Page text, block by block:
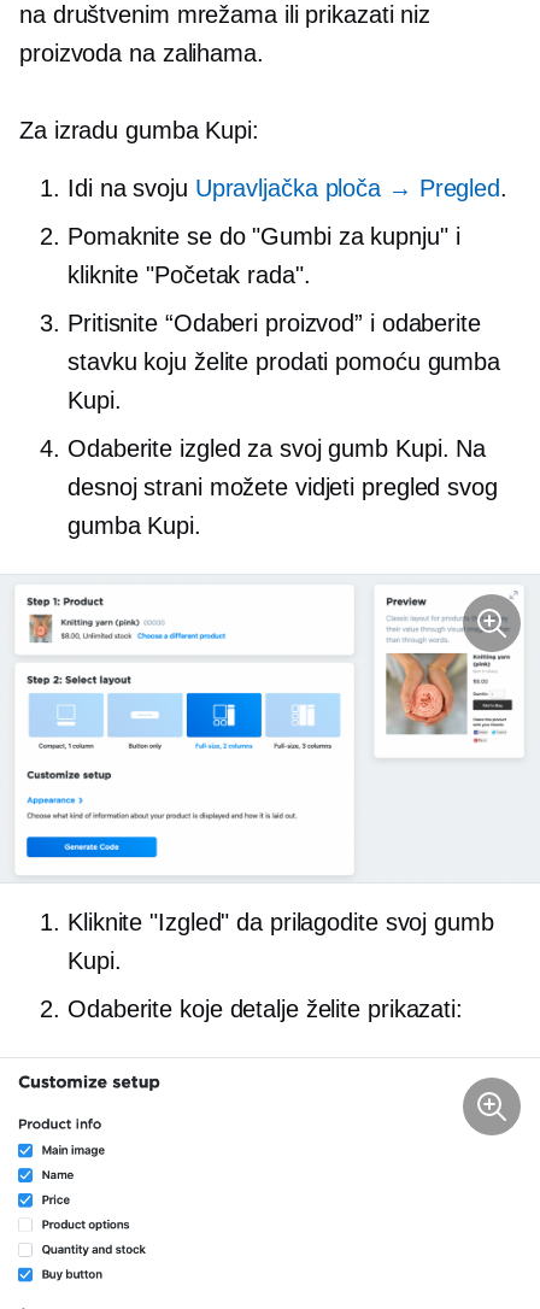
na društvenim mrežama ili prikazati niz
proizvoda na zalihama.
Za izradu gumba Kupi:
Idi na svoju Upravljačka ploča → Pregled.
Pomaknite se do "Gumbi za kupnju" i
kliknite "Početak rada".
Pritisnite “Odaberi proizvod” i odaberite
stavku koju želite prodati pomoću gumba
Kupi.
Odaberite izgled za svoj gumb Kupi. Na
desnoj strani možete vidjeti pregled svog
gumba Kupi.
Kliknite "Izgled" da prilagodite svoj gumb
Kupi.
Odaberite koje detalje želite prikazati: